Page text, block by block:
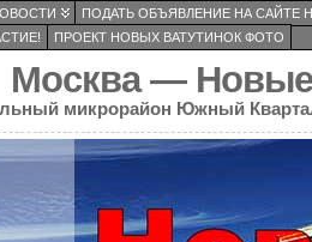
ПОДАТЬ ОБЪЯВЛЕНИЕ НА САЙТЕ
ПРОЕКТ НОВЫХ ВАТУТИНОК ФОТО
Москва — Новые
микрорайон Южный